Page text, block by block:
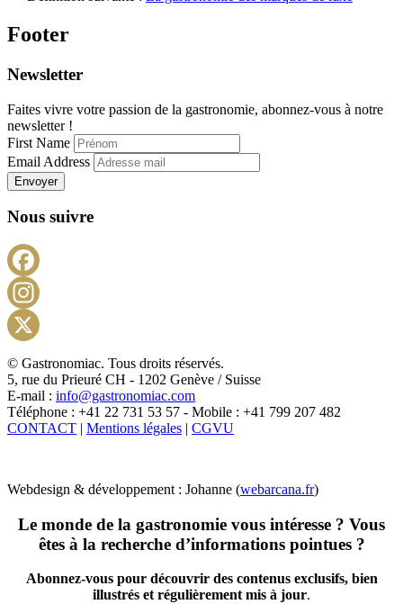
Footer
Newsletter
Faites vivre votre passion de la gastronomie, abonnez-vous à notre
newsletter !
First Name
Email Address
Envoyer
Nous suivre
X
© Gastronomiac. Tous droits réservés.
5, rue du Prieuré CH - 1202 Genève / Suisse
E-mail : info@gastronomiac.com
Téléphone : +41 22 731 53 57 - Mobile : +41 799 207 482
CONTACT | Mentions légales | CGVU
Webdesign & développement : Johanne (webarcana.fr)
Le monde de la gastronomie vous intéresse ? Vous
êtes à la recherche d’informations pointues ?
Abonnez-vous pour découvrir des contenus exclusifs, bien
illustrés et régulièrement mis à jour.